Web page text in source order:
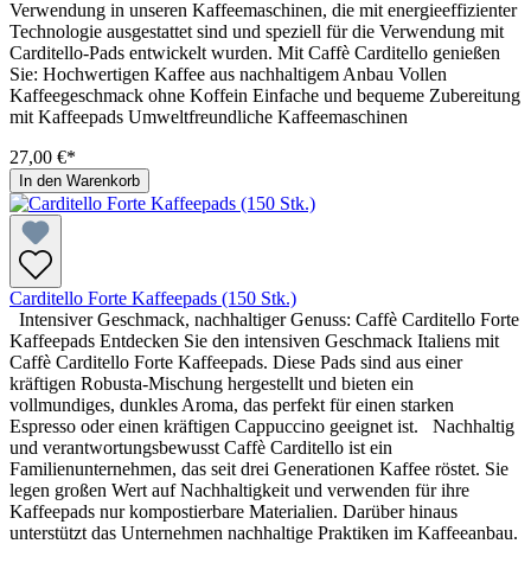
Verwendung in unseren Kaffeemaschinen, die mit energieeffizienter
Technologie ausgestattet sind und speziell für die Verwendung mit
Carditello-Pads entwickelt wurden. Mit Caffè Carditello genießen
Sie: Hochwertigen Kaffee aus nachhaltigem Anbau Vollen
Kaffeegeschmack ohne Koffein Einfache und bequeme Zubereitung
mit Kaffeepads Umweltfreundliche Kaffeemaschinen
27,00 €*
In den Warenkorb
Carditello Forte Kaffeepads (150 Stk.)
Intensiver Geschmack, nachhaltiger Genuss: Caffè Carditello Forte
Kaffeepads Entdecken Sie den intensiven Geschmack Italiens mit
Caffè Carditello Forte Kaffeepads. Diese Pads sind aus einer
kräftigen Robusta-Mischung hergestellt und bieten ein
vollmundiges, dunkles Aroma, das perfekt für einen starken
Espresso oder einen kräftigen Cappuccino geeignet ist. Nachhaltig
und verantwortungsbewusst Caffè Carditello ist ein
Familienunternehmen, das seit drei Generationen Kaffee röstet. Sie
legen großen Wert auf Nachhaltigkeit und verwenden für ihre
Kaffeepads nur kompostierbare Materialien. Darüber hinaus
unterstützt das Unternehmen nachhaltige Praktiken im Kaffeeanbau.